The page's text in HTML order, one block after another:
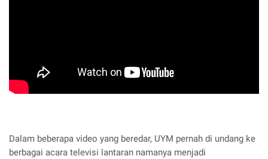
Dalam beberapa video yang beredar, UYM pernah di undang ke
berbagai acara televisi lantaran namanya menjadi